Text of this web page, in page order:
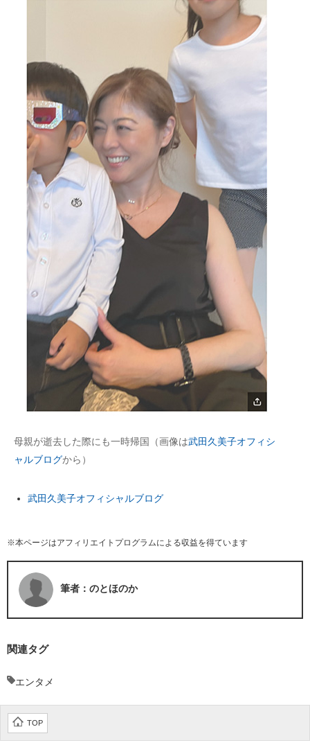
母親が逝去した際にも一時帰国（画像は武田久美子オフィシ
ャルブログから）
武田久美子オフィシャルブログ
※本ページはアフィリエイトプログラムによる収益を得ています
筆者：のとほのか
関連タグ
エンタメ
TOP